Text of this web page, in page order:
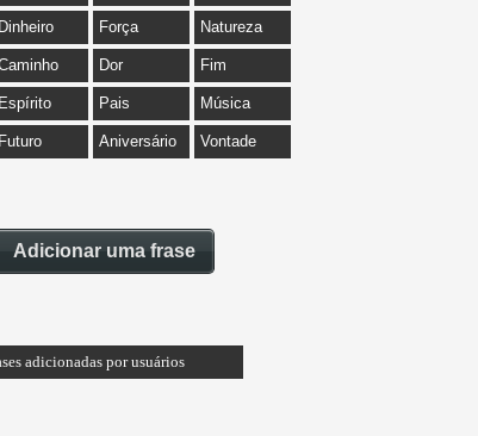
Dinheiro Força Natureza
Dor Fim
Espírito Pais Música
Futuro Aniversário Vontade
Adicionar uma frase
adicionadas por usuários